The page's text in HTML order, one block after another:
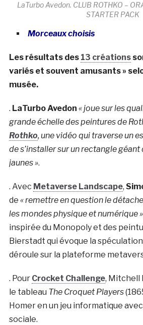
LaTurbo Avedon. CLUB ROTHKO –
STARTER PACK
Morceaux choisis
Les résultats des 13 créations
variés et souvent amusants »
musée.
. LaTurbo Avedon « joue sur les
grande échelle des peintures de
Rothko, une vidéo qui traverse un
de s’installer sur un rectangle géant
jaunes ».
. Avec Metaverse Landscape,
de « remettre en question le
les mondes physique et numérique »
inspirée du Monopoly et des
Bierstadt qui évoque la
déroule sur la plateforme
. Pour Crocket Challenge, Mitchell
le tableau The Croquet Players
Homer en un jeu informatique
sociale.